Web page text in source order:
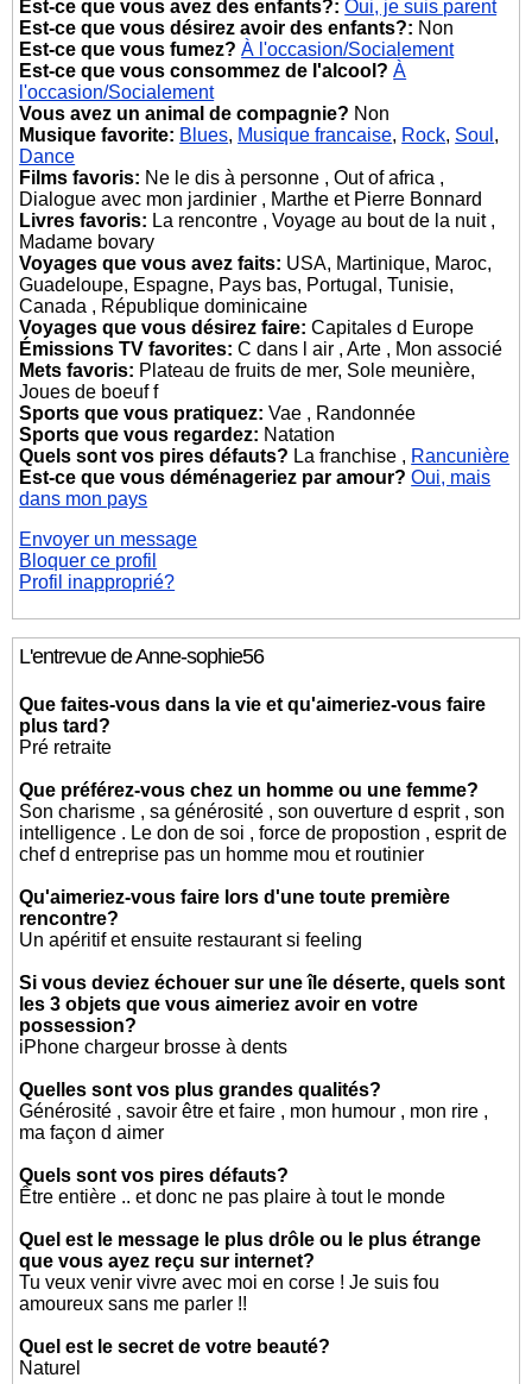
Est-ce que vous avez des enfants?: Oui, je suis parent
Est-ce que vous désirez avoir des enfants?: Non
Est-ce que vous fumez? À l'occasion/Socialement
Est-ce que vous consommez de l'alcool? À
l'occasion/Socialement
Vous avez un animal de compagnie? Non
Musique favorite: Blues, Musique francaise, Rock, Soul ,
Dance
Films favoris: Ne le dis à personne , Out of africa ,
Dialogue avec mon jardinier , Marthe et Pierre Bonnard
Livres favoris: La rencontre , Voyage au bout de la nuit ,
Madame bovary
Voyages que vous avez faits: USA, Martinique, Maroc,
Guadeloupe, Espagne, Pays bas, Portugal, Tunisie,
Canada , République dominicaine
Voyages que vous désirez faire: Capitales d Europe
Émissions TV favorites: C dans l air , Arte , Mon associé
Mets favoris: Plateau de fruits de mer, Sole meunière,
Joues de boeuf f
Sports que vous pratiquez: Vae , Randonnée
Sports que vous regardez: Natation
Quels sont vos pires défauts? La franchise , Rancunière
Est-ce que vous déménageriez par amour? Oui, mais
dans mon pays
Envoyer un message
Bloquer ce profil
Profil inapproprié?
L'entrevue de Anne-sophie56
Que faites-vous dans la vie et qu'aimeriez-vous faire
plus tard?
Pré retraite
Que préférez-vous chez un homme ou une femme?
Son charisme , sa générosité , son ouverture d esprit , son
intelligence . Le don de soi , force de propostion , esprit de
chef d entreprise pas un homme mou et routinier
Qu'aimeriez-vous faire lors d'une toute première
rencontre?
Un apéritif et ensuite restaurant si feeling
Si vous deviez échouer sur une île déserte, quels sont
les 3 objets que vous aimeriez avoir en votre
possession?
iPhone chargeur brosse à dents
Quelles sont vos plus grandes qualités?
Générosité , savoir être et faire , mon humour , mon rire ,
ma façon d aimer
Quels sont vos pires défauts?
Être entière .. et donc ne pas plaire à tout le monde
Quel est le message le plus drôle ou le plus étrange
que vous ayez reçu sur internet?
Tu veux venir vivre avec moi en corse ! Je suis fou
amoureux sans me parler !!
Quel est le secret de votre beauté?
Naturel